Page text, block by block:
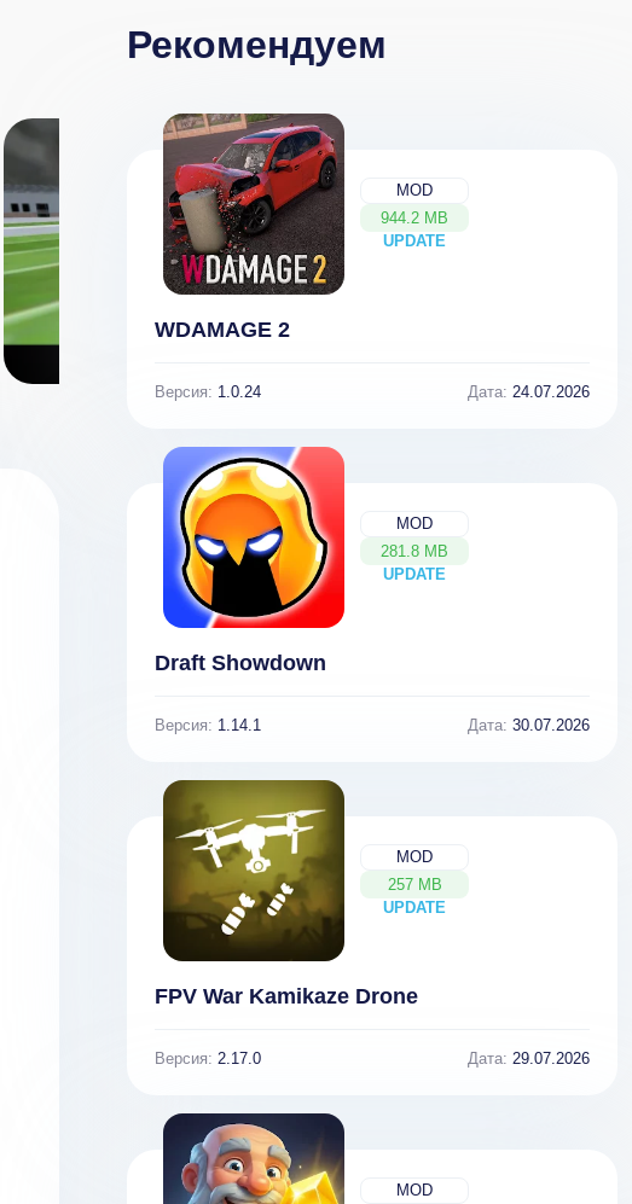
Рекомендуем
MOD
944.2 MB
UPDATE
NEW
WDAMAGE 2
Версия: 1.0.24 Дата: 24.07.2026
MOD
281.8 MB
UPDATE
NEW
Draft Showdown
Версия: 1.14.1 Дата: 30.07.2026
MOD
257 MB
UPDATE
NEW
FPV War Kamikaze Drone
Версия: 2.17.0 Дата: 29.07.2026
MOD